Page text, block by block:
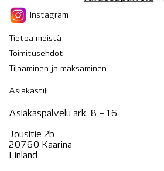
Instagram
Tietoa meistä
Toimitusehdot
Tilaaminen ja maksaminen
Asiakastili
Asiakaspalvelu ark. 8 – 16
Jousitie 2b
20760 Kaarina
Finland